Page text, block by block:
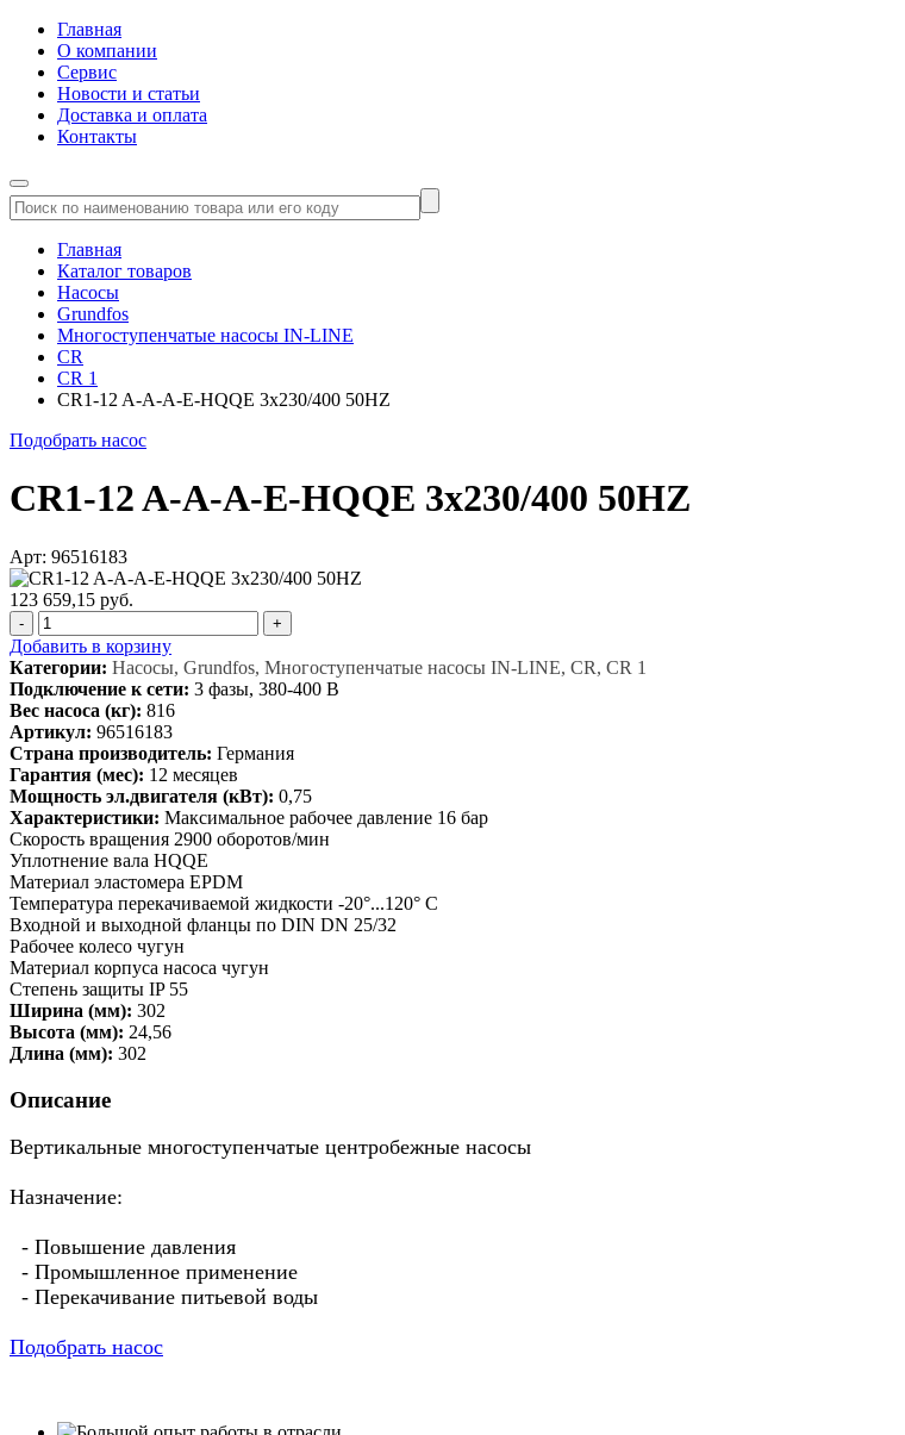
Главная
О компании
Сервис
Новости и статьи
Доставка и оплата
Контакты
Главная
Каталог товаров
Насосы
Grundfos
Многоступенчатые насосы IN-LINE
CR
CR 1
CR1-12 A-A-A-E-HQQE 3x230/400 50HZ
Подобрать насос
CR1-12 A-A-A-E-HQQE 3x230/400 50HZ
Арт: 96516183
123 659,15 руб.
- +
Добавить в корзину
Категории: Насосы, Grundfos, Многоступенчатые насосы IN-LINE, CR, CR 1
Подключение к сети: 3 фазы, 380-400 В
Вес насоса (кг): 816
Артикул: 96516183
Страна производитель: Германия
Гарантия (мес): 12 месяцев
Мощность эл.двигателя (кВт): 0,75
Характеристики: Максимальное рабочее давление 16 бар
Скорость вращения 2900 оборотов/мин
Уплотнение вала HQQE
Материал эластомера EPDM
Температура перекачиваемой жидкости -20°...120° C
Входной и выходной фланцы по DIN DN 25/32
Рабочее колесо чугун
Материал корпуса насоса чугун
Степень защиты IP 55
Ширина (мм): 302
Высота (мм): 24,56
Длина (мм): 302
Описание
Вертикальные многоступенчатые центробежные насосы
Назначение:
- Повышение давления
- Промышленное применение
- Перекачивание питьевой воды
Подобрать насос